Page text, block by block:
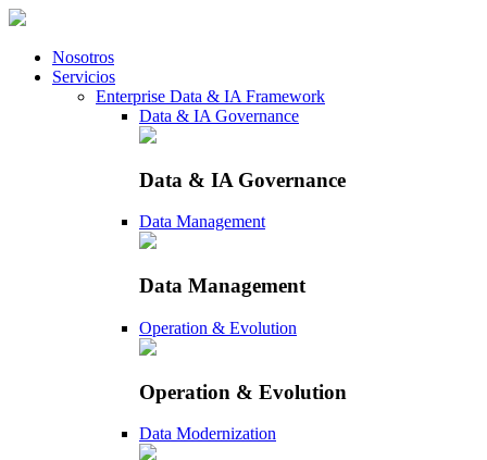
Nosotros
Servicios
Enterprise Data & IA Framework
Data & IA Governance
Data & IA Governance
Data Management
Data Management
Operation & Evolution
Operation & Evolution
Data Modernization